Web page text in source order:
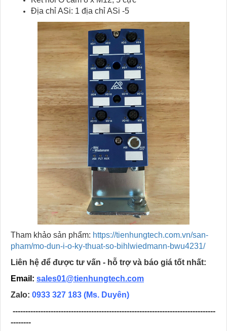
Địa chỉ ASi: 1 địa chỉ ASi -5
Tham khảo sản phẩm: https://tienhungtech.com.vn/san-
pham/mo-dun-i-o-ky-thuat-so-bihlwiedmann-bwu4231/
Liên hệ để được tư vấn - hỗ trợ và báo giá tốt nhất:
Email: sales01@tienhungtech.com
Zalo: 0933 327 183 (Ms. Duyên)
--------------------------------------------------------------------------------
--------